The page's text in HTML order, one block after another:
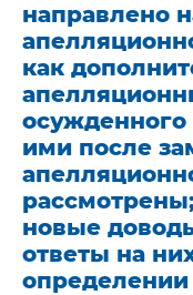
направлено
как
осужденного
ими после
новые
ответы на